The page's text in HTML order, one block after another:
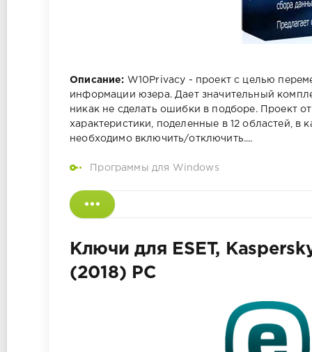
Описание: W10Privacy - проект с целью
информации юзера. Дает значительный
никак не сделать ошибки в подборе. Проект
характеристики, поделенные в 12 областей,
необходимо включить/отключить....
Программы для Windows
Ключи для ESET,
(2018) PC